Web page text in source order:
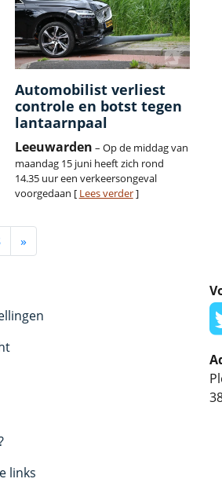
Automobilist verliest
controle en botst tegen
lantaarnpaal
Leeuwarden – Op de middag van
maandag 15 juni heeft zich rond
14.35 uur een verkeersongeval
voorgedaan [ Lees verder]
»
links